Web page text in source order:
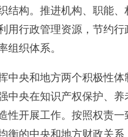
结构。推进机构、职能
用行政管理资源，节约
组织体系。
中央和地方两个积极性
中央在知识产权保护、
性开展工作。按照权责
衡的中央和地方财政关